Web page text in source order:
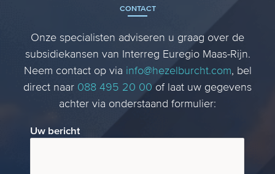
CONTACT
Onze specialisten adviseren u graag over de
subsidiekansen van Interreg Euregio Maas-Rijn.
Neem contact op via info@hezelburcht.com, bel
direct naar 088 495 20 00 of laat uw gegevens
achter via onderstaand formulier:
Uw bericht